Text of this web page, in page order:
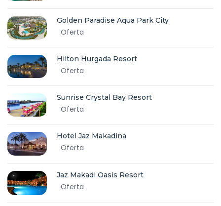
Golden Paradise Aqua Park City
Oferta
Hilton Hurgada Resort
Oferta
Sunrise Crystal Bay Resort
Oferta
Hotel Jaz Makadina
Oferta
Jaz Makadi Oasis Resort
Oferta